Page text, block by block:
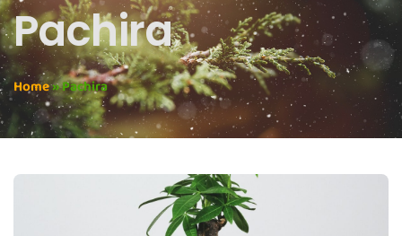
Pachira
Home»Pachira